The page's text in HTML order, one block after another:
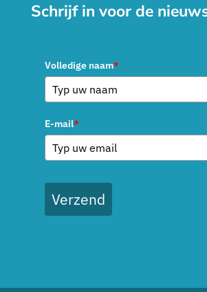
Schrijf in voor de
Volledige naam*
E-mail*
Verzend